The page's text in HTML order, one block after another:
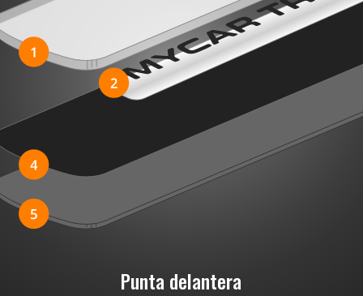
Punta delantera